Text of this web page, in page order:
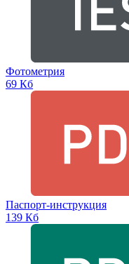
Фотометрия
69 Кб
Паспорт-инструкция
139 Кб